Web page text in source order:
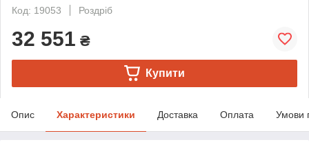
Код: 19053
Роздріб
32 551 ₴
Купити
Опис Характеристики Доставка Оплата Умови